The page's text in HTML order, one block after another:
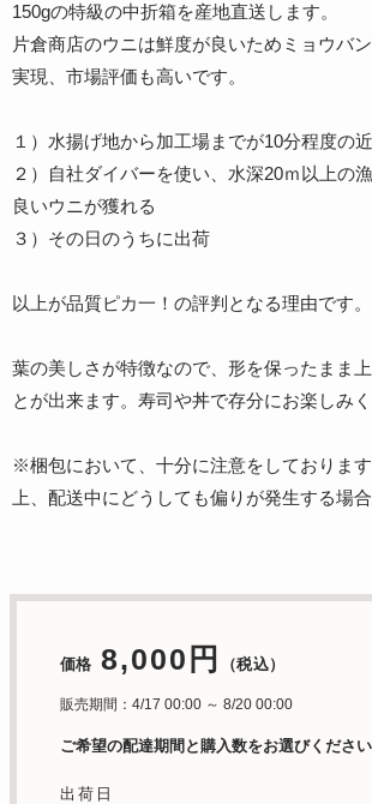
150gの特級の中折箱を産地直送します。
片倉商店のウニは鮮度が良いためミョウバ
実現、市場評価も高いです。
１）水揚げ地から加工場までが10分程度の
２）自社ダイバーを使い、水深20ｍ以上の
良いウニが獲れる
３）その日のうちに出荷
以上が品質ピカ一！の評判となる理由です。
葉の美しさが特徴なので、形を保ったまま
とが出来ます。寿司や丼で存分にお楽しみく
※梱包において、十分に注意をしておりま
上、配送中にどうしても偏りが発生する場
価格 8,000円 （税込）
販売期間：4/17 00:00 ～ 8/20 00:00
ご希望の配達期間と購入数をお選びください
出荷日